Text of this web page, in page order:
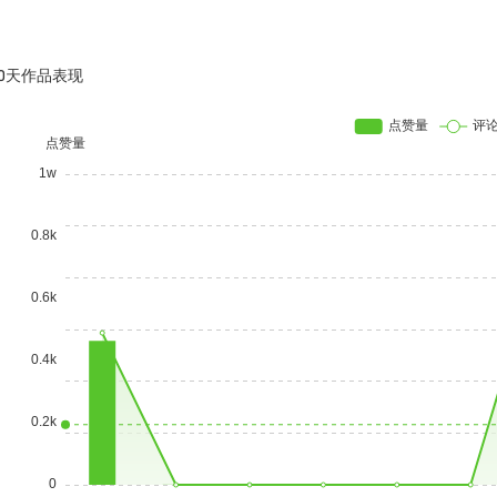
天作品表现